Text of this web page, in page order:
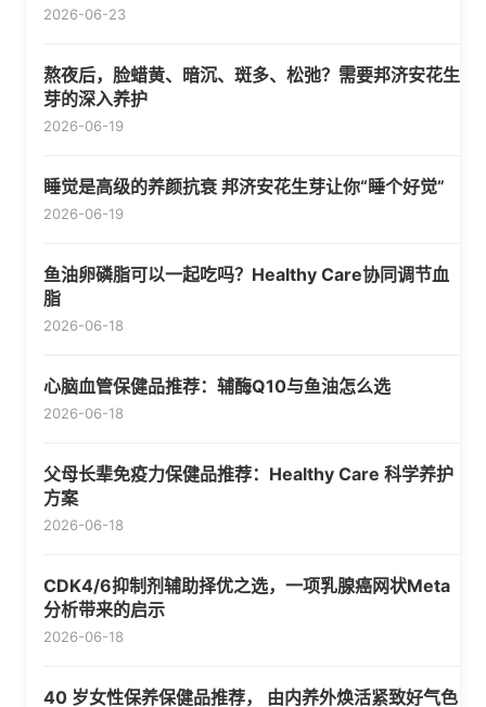
2026-06-23
熬夜后，脸蜡黄、暗沉、斑多、松弛？需要邦济安花生
芽的深入养护
2026-06-19
睡觉是高级的养颜抗衰 邦济安花生芽让你“睡个好觉”
2026-06-19
鱼油卵磷脂可以一起吃吗？Healthy Care协同调节血
脂
2026-06-18
心脑血管保健品推荐：辅酶Q10与鱼油怎么选
2026-06-18
父母长辈免疫力保健品推荐：Healthy Care 科学养护
方案
2026-06-18
CDK4/6抑制剂辅助择优之选，一项乳腺癌网状Meta
分析带来的启示
2026-06-18
40 岁女性保养保健品推荐， 由内养外焕活紧致好气色